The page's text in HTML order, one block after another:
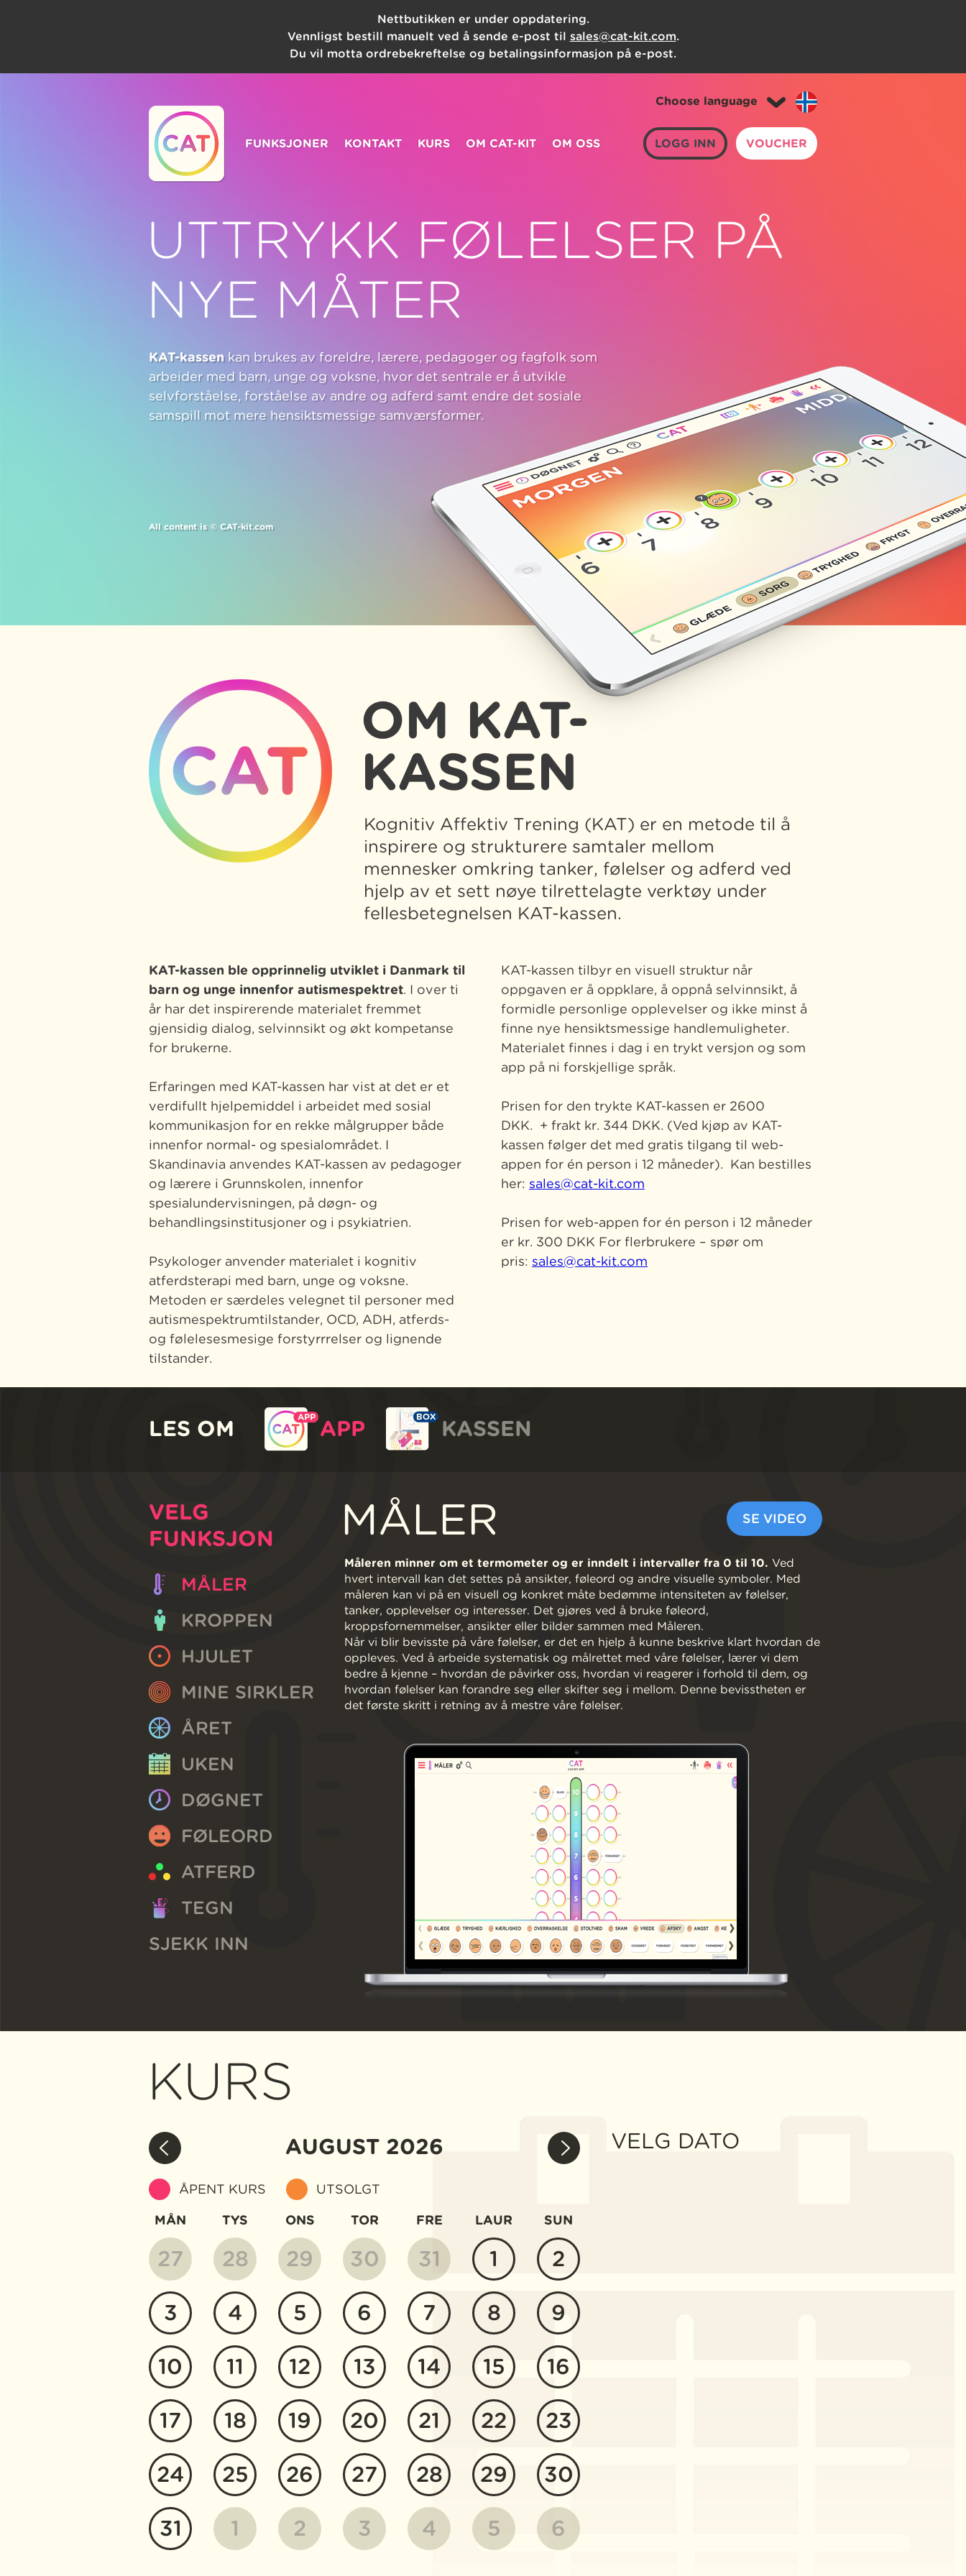
Nettbutikken er under oppdatering.
Vennligst bestill manuelt ved å sende e-post til sales@cat-kit.com.
Du vil motta ordrebekreftelse og betalingsinformasjon på e-post.
FUNKSJONER KONTAKT KURS OM CAT-KIT OM OSS VOUCHER
LOGG INN
Choose language
UTTRYKK FØLELSER PÅ
NYE MÅTER
KAT-kassenkan brukes av foreldre, lærere, pedagoger og fagfolk som
arbeider med barn, unge og voksne, hvor det sentrale er å utvikle
selvforståelse, forståelse av andre og adferd samt endre det sosiale
samspill mot mere hensiktsmessige samværsformer.
All content is © CAT-kit.com
OM KAT-
KASSEN
Kognitiv Affektiv Trening (KAT) er en metode til å
inspirere og strukturere samtaler mellom
mennesker omkring tanker, følelser og adferd ved
hjelp av et sett nøye tilrettelagte verktøy under
fellesbetegnelsen KAT-kassen.
KAT-kassen ble opprinnelig utviklet i Danmark til
barn og unge innenfor autismespektret. I over ti
år har det inspirerende materialet fremmet
gjensidig dialog, selvinnsikt og økt kompetanse
for brukerne.
Erfaringen med KAT-kassen har vist at det er et
verdifullt hjelpemiddel i arbeidet med sosial
kommunikasjon for en rekke målgrupper både
innenfor normal- og spesialområdet. I
Skandinavia anvendes KAT-kassen av pedagoger
og lærere i Grunnskolen, innenfor
spesialundervisningen, på døgn- og
behandlingsinstitusjoner og i psykiatrien.
Psykologer anvender materialet i kognitiv
atferdsterapi med barn, unge og voksne.
Metoden er særdeles velegnet til personer med
autismespektrumtilstander, OCD, ADH, atferds-
og følelesesmesige forstyrrrelser og lignende
tilstander.
KAT-kassen tilbyr en visuell struktur når
oppgaven er å oppklare, å oppnå selvinnsikt, å
formidle personlige opplevelser og ikke minst å
finne nye hensiktsmessige handlemuligheter.
Materialet finnes i dag i en trykt versjon og som
app på ni forskjellige språk.
Prisen for den trykte KAT-kassen er 2600
DKK. + frakt kr. 344 DKK. (Ved kjøp av KAT-
kassen følger det med gratis tilgang til web-
appen for én person i 12 måneder). Kan bestilles
her: sales@cat-kit.com
Prisen for web-appen for én person i 12 måneder
er kr. 300 DKK For flerbrukere – spør om
pris: sales@cat-kit.com
LES OM APP KASSEN
VELG
FUNKSJON
MÅLER
KROPPEN
HJULET
MINE SIRKLER
ÅRET
UKEN
DØGNET
FØLEORD
ATFERD
TEGN
SJEKK INN
SE VIDEO
MÅLER
Måleren minner om et termometer og er inndelt i intervaller fra 0 til 10​. Ved
hvert intervall kan det settes på ansikter, føleord og andre visuelle symboler. Med
måleren kan vi på en visuell og konkret måte bedømme intensiteten av følelser,
tanker, opplevelser og interesser. Det gjøres ved å bruke føleord,
kroppsfornemmelser, ansikter eller bilder sammen med Måleren.
Når vi blir bevisste på våre følelser, er det en hjelp å kunne beskrive klart hvordan de
oppleves. Ved å arbeide systematisk og målrettet med våre følelser, lærer vi dem
bedre å kjenne – hvordan de påvirker oss, hvordan vi reagerer i forhold til dem, og
hvordan følelser kan forandre seg eller skifter seg i mellom. Denne bevisstheten er
det første skritt i retning av å mestre våre følelser.
KURS
AUGUST 2026
ÅPENT KURS UTSOLGT
MÅN TYS ONS TOR FRE LAUR SUN
27 28 29 30 31 1 2
3 4 5 6 7 8 9
10 11 12 13 14 15 16
17 18 19 20 21 22 23
24 25 26 27 28 29 30
31 1 2 3 4 5 6
VELG DATO